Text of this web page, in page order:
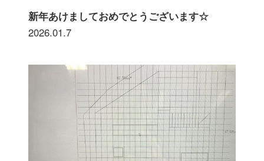
新年あけましておめでとうございます☆
2026.01.7